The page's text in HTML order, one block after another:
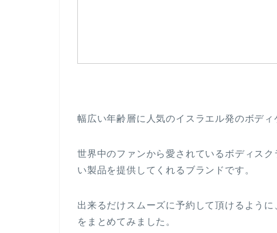
幅広い年齢層に人気のイスラエル発のボデ
世界中のファンから愛されているボディス
い製品を提供してくれるブランドです。
出来るだけスムーズに予約して頂けるよう
をまとめてみました。